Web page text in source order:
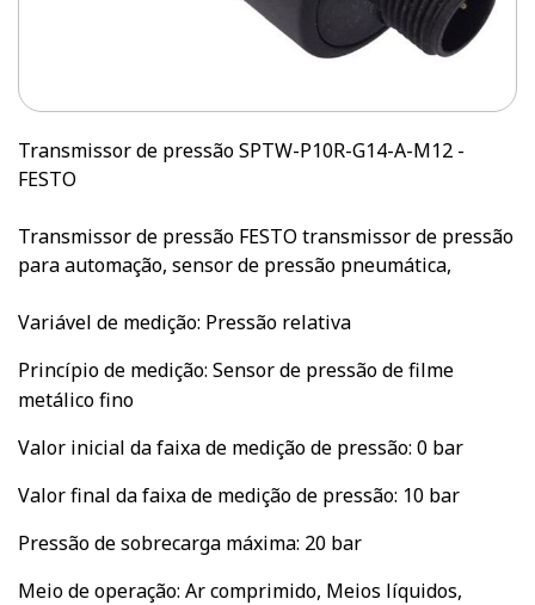
Transmissor de pressão SPTW-P10R-G14-A-M12 -
FESTO
Transmissor de pressão FESTO transmissor de pressão
para automação, sensor de pressão pneumática,
Variável de medição: Pressão relativa
Princípio de medição: Sensor de pressão de filme
metálico fino
Valor inicial da faixa de medição de pressão: 0 bar
Valor final da faixa de medição de pressão: 10 bar
Pressão de sobrecarga máxima: 20 bar
Meio de operação: Ar comprimido, Meios líquidos,